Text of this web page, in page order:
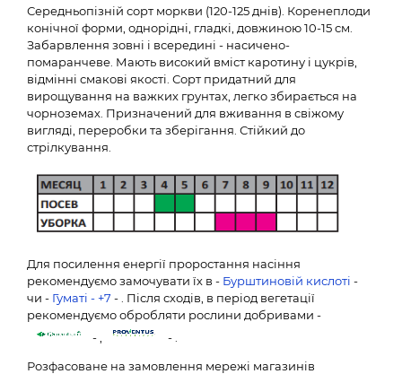
Середньопізній сорт моркви (120-125 днів). Коренеплоди
конічної форми, однорідні, гладкі, довжиною 10-15 см.
Забарвлення зовні і всередині - насичено-
помаранчеве. Мають високий вміст каротину і цукрів,
відмінні смакові якості. Сорт придатний для
вирощування на важких грунтах, легко збирається на
чорноземах. Призначений для вживання в свіжому
вигляді, переробки та зберігання. Стійкий до
стрілкування.
Для посилення енергії проростання насіння
рекомендуємо замочувати їх в - Бурштиновій кислоті -
чи - Гуматі - +7 - . Після сходів, в період вегетації
рекомендуємо обробляти рослини добривами -
- ,
- .
Розфасоване на замовлення мережі магазинів